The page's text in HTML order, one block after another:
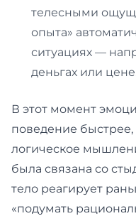
телесными
опыта»
ситуациях —
деньгах или
В этот момент
поведение быстрее,
логическое
была связана со
тело реагирует
«подумать